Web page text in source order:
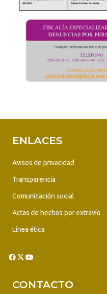
ENLACES
Avisos de privacidad
Transparencia
Comunicación social
Actas de hechos por extravío
Línea ética
CONTACTO